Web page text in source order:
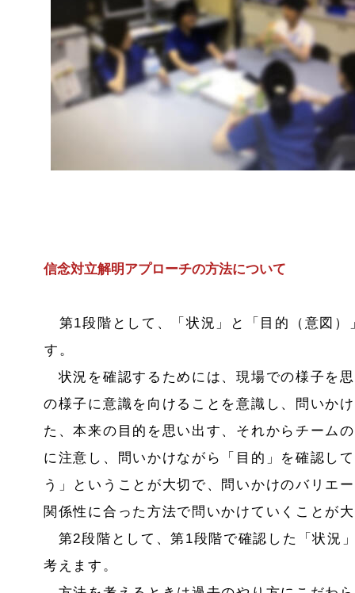
信念対立解明アプローチの方法について
第1段階として、「状況」と「目的（意図）
す。
状況を確認するためには、現場での様子を
の様子に意識を向けることを意識し、問いか
た、本来の目的を思い出す、それからチーム
に注意し、問いかけながら「目的」を確認し
う」ということが大切で、問いかけのバリエ
関係性に合った方法で問いかけていくことが
第2段階として、第1段階で確認した「状況
考えます。